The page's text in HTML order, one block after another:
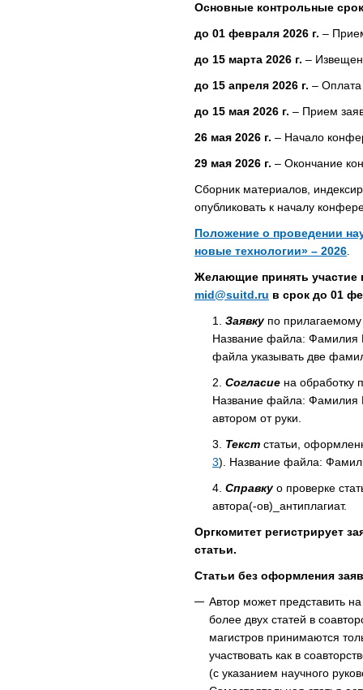
Основные контрольные
до 01 февраля 2026 г. –
до 15 марта 2026 г. –
до 15 апреля 2026 г. – Оплата
до 15 мая 2026 г. – Прием
26 мая 2026 г. – Начало
29 мая 2026 г. – Окончание
Сборник материалов,
опубликовать к началу
Положение о проведении
новые технологии» – 2026.
Желающие принять участие
mid@suitd.ru в срок до 01
Заявкупо прилагаемому
Название файла: Фамилия
файла указывать две
Согласие на обработку
Название файла: Фамилия
автором от руки.
Текст статьи,
3). Название файла:
Справкуо проверке
автора(-ов)_антиплагиат.
Оргкомитет регистрирует
статьи.
Статьи без оформления
Автор может представить
более двух статей в
магистров принимаются
участвовать как в
(с указанием научного